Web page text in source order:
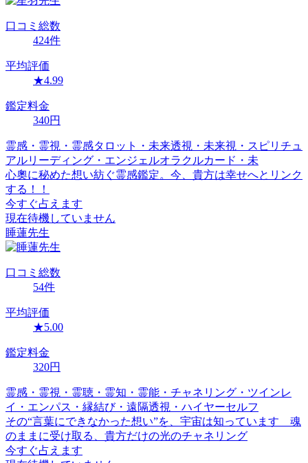
口コミ 総数
424件
平均評価
★4.99
鑑定料金
340円
霊感・霊視・霊感タロット・未来透視・未来視・スピリチュ
アルリーディング・エンジェルオラクルカード・未
心奧に秘めた想い紡ぐ霊感鑑定。今、貴方は幸せへとリンク
する！！
今すぐ占えます
現在待機していません
睡蓮先生
口コミ 総数
54件
平均評価
★5.00
鑑定料金
320円
霊感・霊視・霊聴・霊知・霊能・チャネリング・ツインレ
イ・エンパス・縁結び・遠隔透視・ハイヤーセルフ
その“言葉にできなかった想い”を、宇宙は知っています 魂
のままに受け取る、貴方だけの光のチャネリング
今すぐ占えます